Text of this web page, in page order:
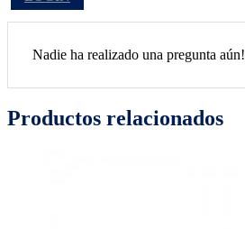
Nadie ha realizado una pregunta aún!
Productos relacionados